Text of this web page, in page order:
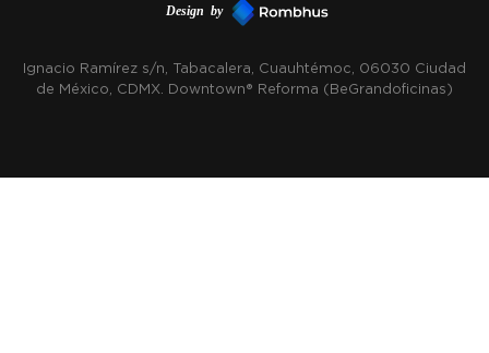
Design by
Ignacio Ramírez s/n, Tabacalera, Cuauhtémoc, 06030 Ciudad
de México, CDMX. Downtown® Reforma (Be Grand oficinas)